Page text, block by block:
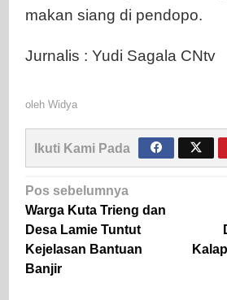
makan siang di pendopo.
Jurnalis : Yudi Sagala CNtv
oleh Widya
Ikuti Kami Pada
Navigasi
pos
Pos sebelumnya
Warga Kuta Trieng dan
Desa Lamie Tuntut
Kejelasan Bantuan
Banjir